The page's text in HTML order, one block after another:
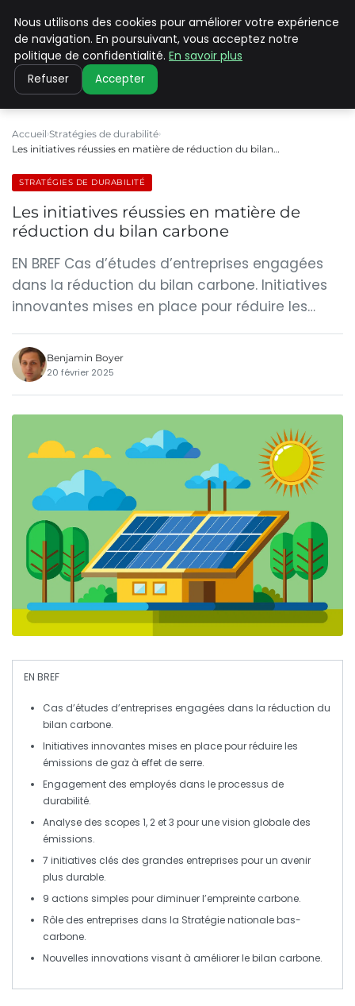
CLIMATE C ADVANCED
Accueil Stratégies de durabilité
Les initiatives réussies en matière de réduction du bilan…
STRATÉGIES DE DURABILITÉ
Les initiatives réussies en matière de
réduction du bilan carbone
EN BREF Cas d’études d’entreprises engagées
dans la réduction du bilan carbone. Initiatives
innovantes mises en place pour réduire les…
Benjamin Boyer
20 février 2025
EN BREF
Cas d’études d’entreprises engagées dans la réduction du
bilan carbone.
Initiatives innovantes mises en place pour réduire les
émissions de gaz à effet de serre.
Engagement des employés dans le processus de
durabilité.
Analyse des scopes 1, 2 et 3 pour une vision globale des
émissions.
7 initiatives clés des grandes entreprises pour un avenir
plus durable.
9 actions simples pour diminuer l’empreinte carbone.
Rôle des entreprises dans la Stratégie nationale bas-
carbone.
Nouvelles innovations visant à améliorer lebilan carbone.
Nous utilisons des cookies pour améliorer votre expérience
de navigation. En poursuivant, vous acceptez notre
politique de confidentialité. En savoir plus
Refuser Accepter